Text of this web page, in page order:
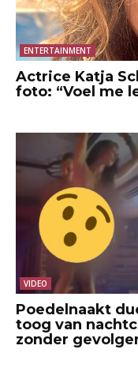
ENTERTAINMENT
Actrice Katja
foto: “Voel me
VIDEO
Poedelnaakt
toog van
zonder